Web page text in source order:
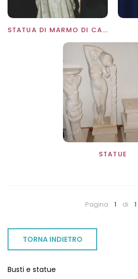
STATUA DI MARMO DI CARRARA
STATUE
Pagina 1 di 1
TORNA INDIETRO
Busti e statue